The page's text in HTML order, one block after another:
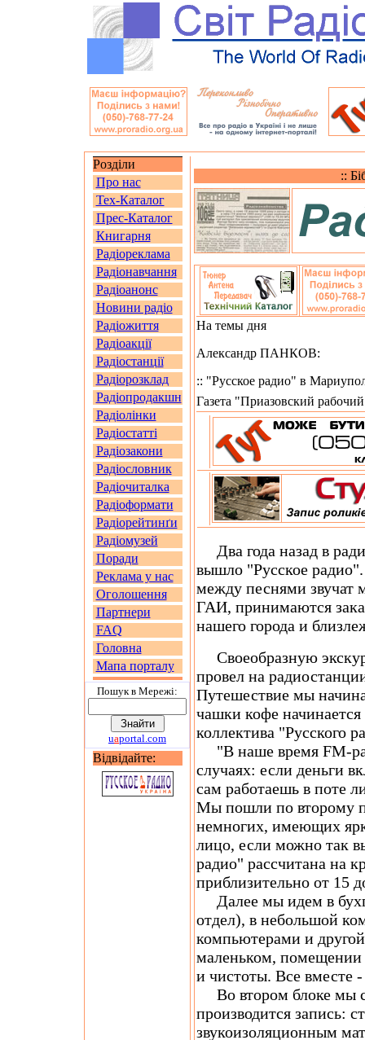
Розділи
Про нас
Тех-Каталог
Прес-Каталог
Книгарня
Радіореклама
Радіонавчання
Радіоанонс
Новини радіо
Радіожиття
Радіоакції
Радіостанції
Радіорозклад
Радіопродакшн
Радіолінки
Радіостатті
Радіозакони
Радіословник
Радіочиталка
Радіоформати
Радіорейтинґи
Радіомузей
Поради
Реклама у нас
Оголошення
Партнери
FAQ
Головна
Мапа порталу
Пошук в Мережi:
uaportal.com
Відвідайте:
::
На темы дня
Александр ПАНКОВ:
:: "Русское радио" в
Газета "Приазовский
Два года назад в
вышло "Русское радио".
между песнями звучат
ГАИ, принимаются
нашего города и
Своеобразную
провел на
Путешествие мы
чашки кофе
коллектива "Русского
"В наше время FM-
случаях: если деньги
сам работаешь в поте
Мы пошли по второму
немногих, имеющих
лицо, если можно так
радио" рассчитана на
приблизительно от 15
Далее мы идем в
отдел), в небольшой
компьютерами и
маленьком, помещении
и чистоты. Все вместе
Во втором блоке мы
производится запись:
звукоизоляционным